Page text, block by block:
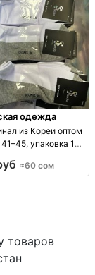
одежда
из Кореи оптом
упаковка 10
в упаковке 10 шт;
≈60 сом
товаров